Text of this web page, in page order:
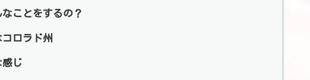
ことをするの？
ロラド州
じ